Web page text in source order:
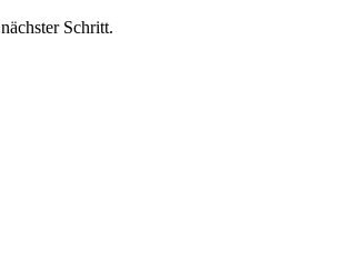
Schritt.